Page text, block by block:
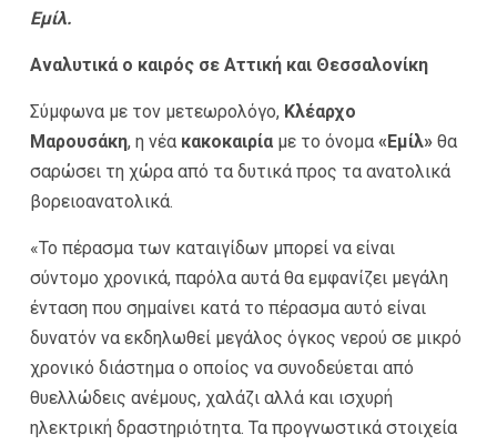
Εμίλ.
Αναλυτικά ο καιρός σε Αττική και Θεσσαλονίκη
Σύμφωνα με τον μετεωρολόγο, Κλέαρχο
Μαρουσάκη, η νέα κακοκαιρία με το όνομα «Εμίλ» θα
σαρώσει τη χώρα από τα δυτικά προς τα ανατολικά
βορειοανατολικά.
«Το πέρασμα των καταιγίδων μπορεί να είναι
σύντομο χρονικά, παρόλα αυτά θα εμφανίζει μεγάλη
ένταση που σημαίνει κατά το πέρασμα αυτό είναι
δυνατόν να εκδηλωθεί μεγάλος όγκος νερού σε μικρό
χρονικό διάστημα ο οποίος να συνοδεύεται από
θυελλώδεις ανέμους, χαλάζι αλλά και ισχυρή
ηλεκτρική δραστηριότητα. Τα προγνωστικά στοιχεία